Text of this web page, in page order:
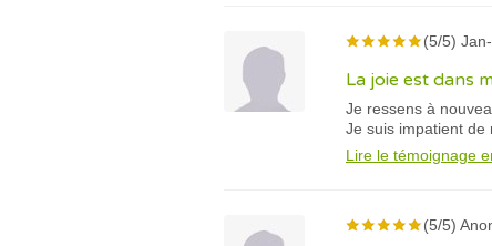
(5/5)
La joie est dans
Je ressens à
Je suis impatient de
Lire le témoignage
(5/5)